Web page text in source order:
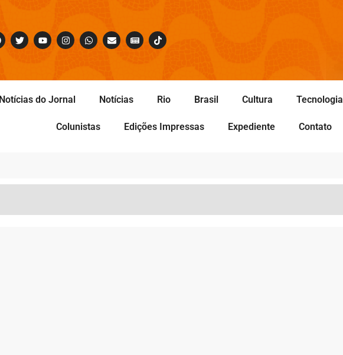
Notícias do Jornal Notícias Rio Brasil Cultura Tecnologia
Colunistas Edições Impressas Expediente Contato